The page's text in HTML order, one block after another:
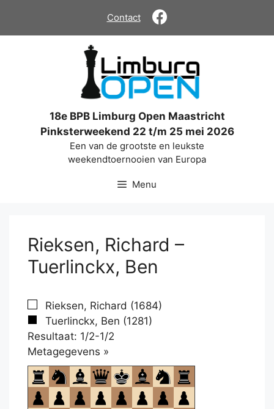
de
Contact
18e BPB Limburg Open Maastricht
Pinksterweekend 22 t/m 25 mei 2026
Een van de grootste en leukste
weekendtoernooien van Europa
Menu
Rieksen, Richard –
Tuerlinckx, Ben
Rieksen, Richard (1684)
Tuerlinckx, Ben (1281)
Resultaat: 1/2-1/2
Metagegevens »
om
te
openen.